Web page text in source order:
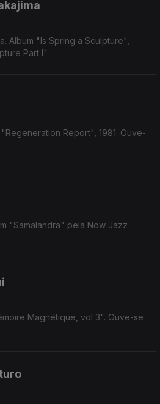
Album "Is Spring a Sculpture",
Part I"
Report", 1981. Ouve-
"Samalandra" pela Now Jazz
Magnétique, vol 3". Ouve-se